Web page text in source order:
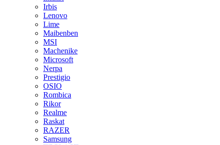
Irbis
Lenovo
Lime
Maibenben
MSI
Machenike
Microsoft
Nerpa
Prestigio
OSIO
Rombica
Rikor
Realme
Raskat
RAZER
Samsung